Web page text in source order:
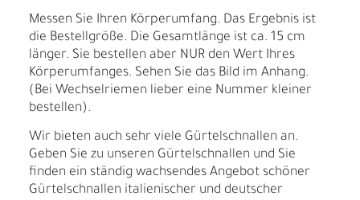
Messen Sie Ihren Körperumfang. Das Ergebnis ist
die Bestellgröße. Die Gesamtlänge ist ca. 15 cm
länger. Sie bestellen aber NUR den Wert Ihres
Körperumfanges. Sehen Sie das Bild im Anhang.
(Bei Wechselriemen lieber eine Nummer kleiner
bestellen).
Wir bieten auch sehr viele Gürtelschnallen an.
Geben Sie zu unseren Gürtelschnallen und Sie
finden ein ständig wachsendes Angebot schöner
Gürtelschnallen italienischer und deutscher